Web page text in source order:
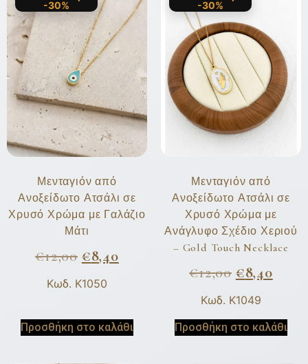
-30%
Μενταγιόν από
Ανοξείδωτο Ατσάλι σε
Χρυσό Χρώμα με Γαλάζιο
Μάτι
€12,00 €8,40
Κωδ. K1050
Προσθήκη στο καλάθι
-30%
Μενταγιόν από
Ανοξείδωτο Ατσάλι σε
Χρυσό Χρώμα με
Ανάγλυφο Σχέδιο Χεριού
– Gold Touch Necklace
€12,00 €8,40
Κωδ. K1049
Προσθήκη στο καλάθι